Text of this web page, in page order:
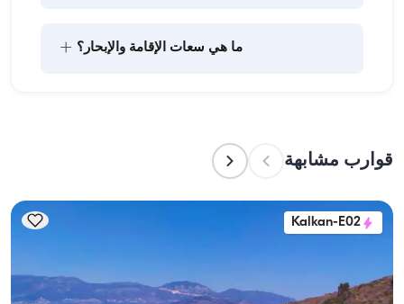
ما هي سعات الإقامة والإبحار؟ +
للإيجارات اليومية، فتنطبق سعة الإبحار.
قوارب مشابهة
Kalkan-E02